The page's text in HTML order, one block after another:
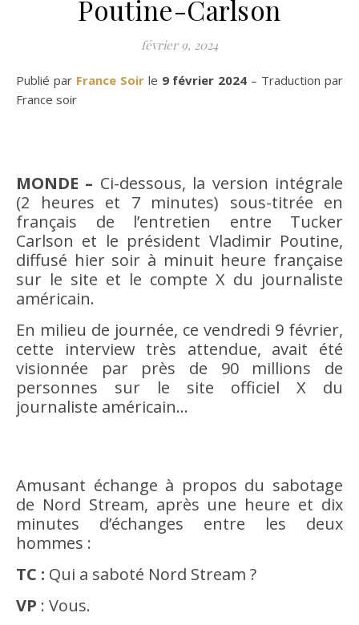
Poutine-Carlson
février 9, 2024
Publié par France Soirle 9 février 2024 – Traduction par
France soir
MONDE – Ci-dessous, la version intégrale
(2 heures et 7 minutes) sous-titrée en
français de l’entretien entre Tucker
Carlson et le président Vladimir Poutine,
diffusé hier soir à minuit heure française
sur le site et le compte X du journaliste
américain.
En milieu de journée, ce vendredi 9 février,
cette interview très attendue, avait été
visionnée par près de 90 millions de
personnes sur le site officiel X du
journaliste américain…
Amusant échange à propos du sabotage
de Nord Stream, après une heure et dix
minutes d’échanges entre les deux
hommes :
TC : Qui a saboté Nord Stream ?
VP : Vous.